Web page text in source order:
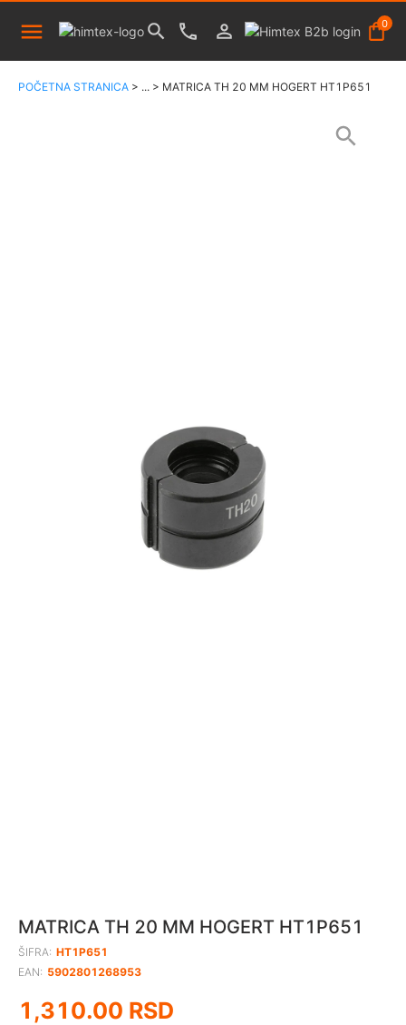
0
POČETNA STRANICA > ... > MATRICA TH 20 MM HOGERT HT1P651
MATRICA TH 20 MM HOGERT HT1P651
ŠIFRA: HT1P651
EAN: 5902801268953
1,310.00 RSD